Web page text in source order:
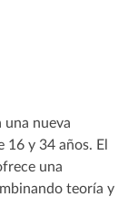
una nueva
y 34 años. El
una
teoría y